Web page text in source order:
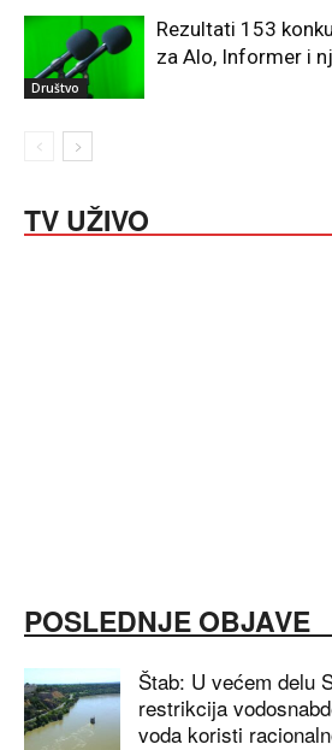
Društvo
Rezultati 153
za Alo, Informer i
TV UŽIVO
POSLEDNJE OBJAVE
Štab: U većem delu
restrikcija
voda koristi